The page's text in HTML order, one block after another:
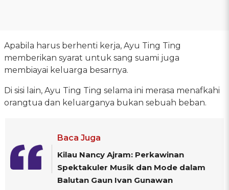
Apabila harus berhenti kerja, Ayu Ting Ting
memberikan syarat untuk sang suami juga
membiayai keluarga besarnya.
Di sisi lain, Ayu Ting Ting selama ini merasa menafkahi
orangtua dan keluarganya bukan sebuah beban.
Baca Juga
Kilau Nancy Ajram: Perkawinan
Spektakuler Musik dan Mode dalam
Balutan Gaun Ivan Gunawan